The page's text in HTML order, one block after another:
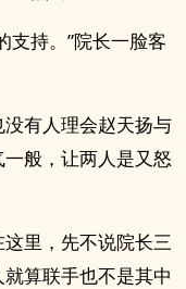
支持。”院长一脸客
有人理会赵天扬与
般，让两人是又怒
里，先不说院长三
算联手也不是其中